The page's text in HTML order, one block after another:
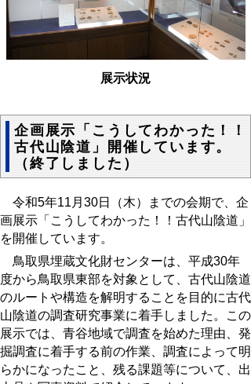
展示状況
企画展示「こうしてわかった！！
古代山陰道」開催しています。
（終了しました）
令和5年11月30日（木）までの会期で、企
画展示「こうしてわかった！！古代山陰道」
を開催しています。
鳥取県埋蔵文化財センターは、平成30年
度から鳥取県東部を対象として、古代山陰道
のルートや構造を解明することを目的に古代
山陰道の調査研究事業に着手しました。
この
展示では、青谷地域で調査を始めた理由、発
掘調査に着手する前の作業、調査によって明
らかになったこと、残る課題等について、出